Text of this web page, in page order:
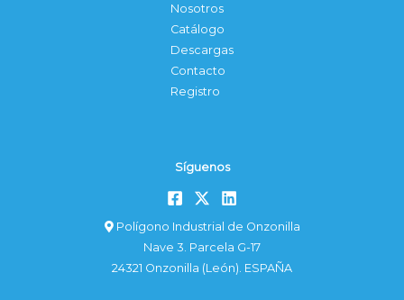
Nosotros
Catálogo
Descargas
Contacto
Registro
Síguenos
Polígono Industrial de Onzonilla
Nave 3. Parcela G-17
24321 Onzonilla (León). ESPAÑA